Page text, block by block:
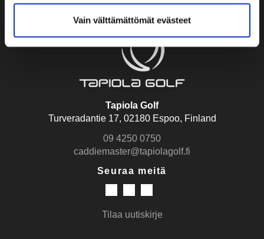
Vain välttämättömät evästeet
Tapiola Golf
Turveradantie 17, 02180 Espoo, Finland
09 4250 0750
caddiemaster@tapiolagolf.fi
Seuraa meitä
Tilaa uutiskirje